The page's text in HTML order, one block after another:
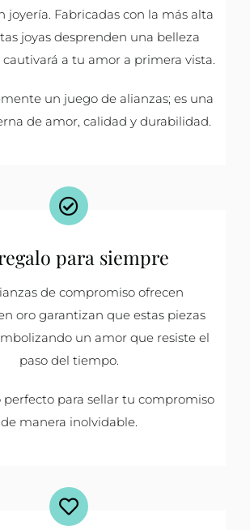
joyería. Fabricadas con la más alta
joyas desprenden una belleza
a tu amor a primera vista.
un juego de alianzas; es una
de amor, calidad y durabilidad.
para siempre
de compromiso ofrecen
oro garantizan que estas piezas
un amor que resiste el
paso del tiempo.
perfecto para sellar tu compromiso
de manera inolvidable.